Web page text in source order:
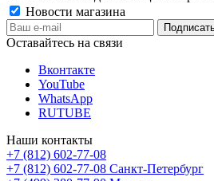
Новости магазина
Оставайтесь на связи
Вконтакте
YouTube
WhatsApp
RUTUBE
Наши контакты
+7 (812) 602-77-08
+7 (812) 602-77-08 Санкт-Петербург